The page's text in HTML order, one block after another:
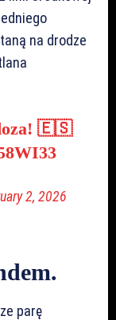
na drodze
🇪🇸
2, 2026
parę